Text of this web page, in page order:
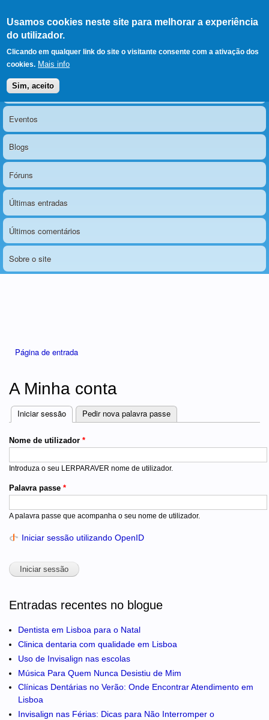
Usamos cookies neste site para melhorar a experiência
do utilizador.
Clicando em qualquer link do site o visitante consente com a ativação dos
cookies. Mais info
Sim, aceito
LERPARAVER , ir para a
página principal
O portal da visão diferente
Menu principal
Notícias
Eventos
Blogs
Fóruns
Últimas entradas
Últimos comentários
Sobre o site
Página de entrada
A Minha conta
Separadores
Iniciar sessão (separador ativo)
Pedir nova palavra passe
Nome de utilizador *
Introduza o seu LERPARAVER nome de utilizador.
Palavra passe *
A palavra passe que acompanha o seu nome de utilizador.
Iniciar sessão utilizando OpenID
Entradas recentes no blogue
Dentista em Lisboa para o Natal
Clinica dentaria com qualidade em Lisboa
Uso de Invisalign nas escolas
Música Para Quem Nunca Desistiu de Mim
Clínicas Dentárias no Verão: Onde Encontrar Atendimento em
Lisboa
Invisalign nas Férias: Dicas para Não Interromper o